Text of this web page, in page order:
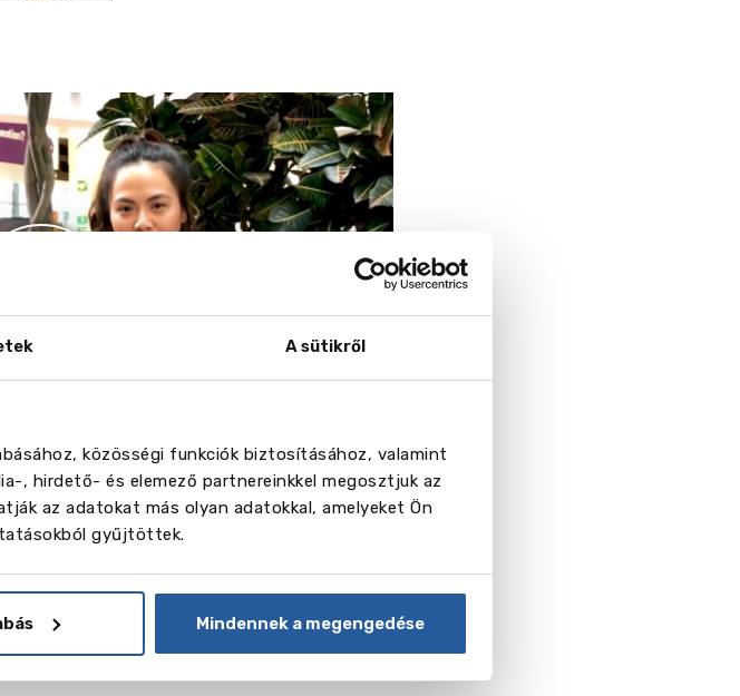
A sütikről
közösségi funkciók biztosításához, valamint
, hirdető- és elemező partnereinkkel megosztjuk az
az adatokat más olyan adatokkal, amelyeket Ön
gyűjtöttek.
Mindennek a megengedése